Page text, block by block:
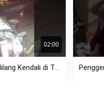
02:00
Mobil Box Hilang Kendali di Tikungan Setiabudi Bandung, Tabrak Pagar...